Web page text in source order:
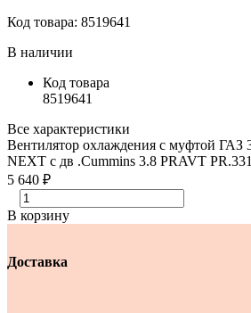
Код товара: 8519641
В наличии
Код товара
8519641
Все характеристики
Вентилятор охлаждения с муфтой ГАЗ
NEXT с дв .Cummins 3.8 PRAVT
5 640 ₽
В корзину
Доставка